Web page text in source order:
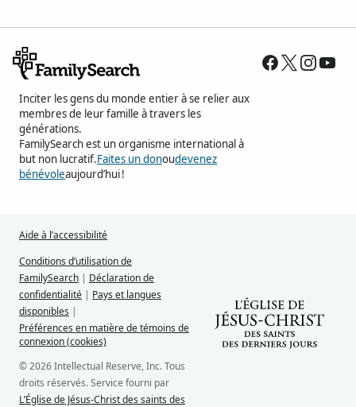
Inciter les gens du monde entier à se relier aux
membres de leur famille à travers les
générations.
FamilySearch est un organisme international à
but non lucratif.Faites un donoudevenez
bénévoleaujourd’hui !
Aide à l’accessibilité
Conditions d’utilisation de
FamilySearch | Déclaration de
confidentialité | Pays et langues
disponibles |
Préférences en matière de témoins de
connexion (cookies)
© 2026 Intellectual Reserve, Inc. Tous
droits réservés. Service fourni par
L’Église de Jésus-Christ des saints des